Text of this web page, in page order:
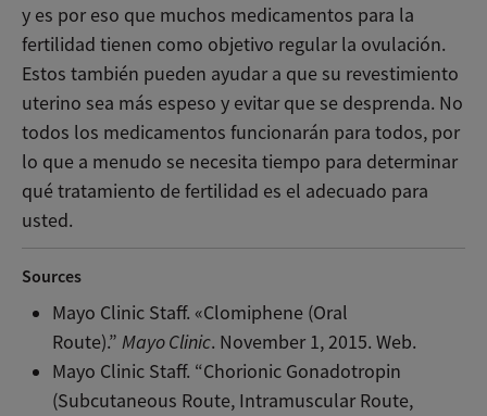
y es por eso que muchos medicamentos para la
fertilidad tienen como objetivo regular la ovulación.
Estos también pueden ayudar a que su revestimiento
uterino sea más espeso y evitar que se desprenda. No
todos los medicamentos funcionarán para todos, por
lo que a menudo se necesita tiempo para determinar
qué tratamiento de fertilidad es el adecuado para
usted.
Sources
Mayo Clinic Staff. «Clomiphene (Oral
Route).”Mayo Clinic. November 1, 2015. Web.
Mayo Clinic Staff. “Chorionic Gonadotropin
(Subcutaneous Route, Intramuscular Route,